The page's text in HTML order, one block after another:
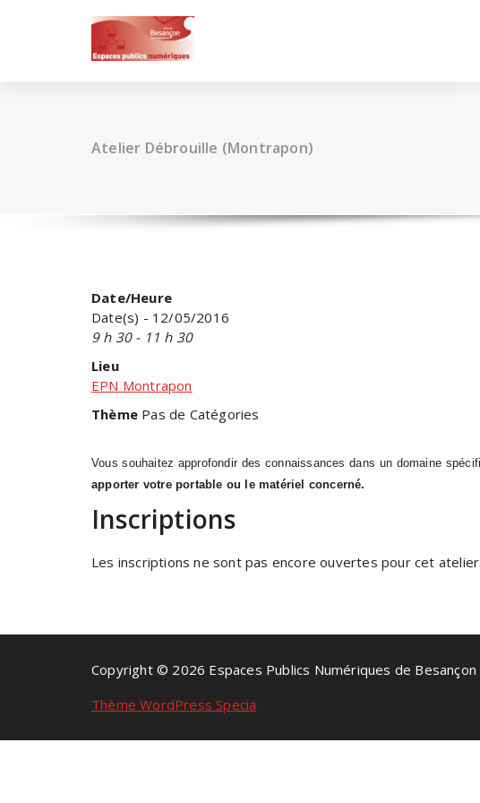
Atelier Débrouille (Montrapon)
Date/Heure
Date(s) - 12/05/2016
9 h 30 - 11 h 30
Lieu
EPN Montrapon
Thème Pas de Catégories
Vous souhaitez approfondir des connaissances dans un domaine
apporter votre portable ou le matériel concerné.
Inscriptions
Les inscriptions ne sont pas encore ouvertes pour cet atelier.
Copyright © 2026 Espaces Publics Numériques de
Thème WordPress Specia